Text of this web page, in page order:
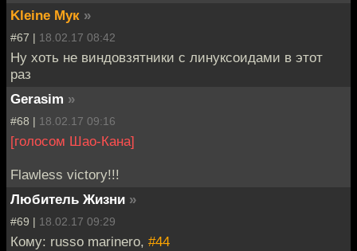
Kleine Мук »
#67 | 18.02.17 08:42
Ну хоть не виндовзятники с линуксоидами в этот
раз
Gerasim »
#68 | 18.02.17 09:16
[голосом Шао-Кана]
Flawless victory!!!
Любитель Жизни »
#69 | 18.02.17 09:29
Кому: russo marinero, #44